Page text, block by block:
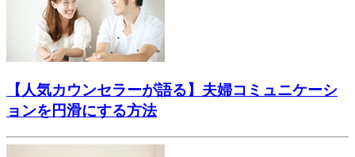
【人気カウンセラーが語る】夫婦コミュニケーシ
ョンを円滑にする方法